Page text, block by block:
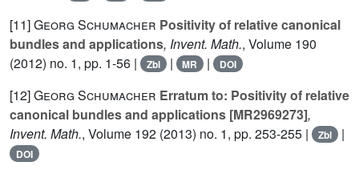
[11]Georg Schumacher Positivity of relative canonical
bundles and applications, Invent. Math., Volume 190
(2012) no. 1, pp. 1-56 |
Zbl | MR | DOI
[12]Georg Schumacher Erratum to: Positivity of relative
canonical bundles and applications [MR2969273],
Invent. Math., Volume 192 (2013) no. 1, pp. 253-255 | Zbl |
DOI